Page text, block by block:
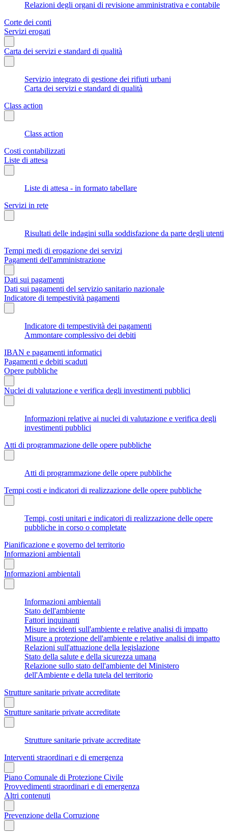
Relazioni degli organi di revisione amministrativa e contabile
Corte dei conti
Servizi erogati
Carta dei servizi e standard di qualità
Servizio integrato di gestione dei rifiuti urbani
Carta dei servizi e standard di qualità
Class action
Class action
Costi contabilizzati
Liste di attesa
Liste di attesa - in formato tabellare
Servizi in rete
Risultati delle indagini sulla soddisfazione da parte degli utenti
Tempi medi di erogazione dei servizi
Pagamenti dell'amministrazione
Dati sui pagamenti
Dati sui pagamenti del servizio sanitario nazionale
Indicatore di tempestività pagamenti
Indicatore di tempestività dei pagamenti
Ammontare complessivo dei debiti
IBAN e pagamenti informatici
Pagamenti e debiti scaduti
Opere pubbliche
Nuclei di valutazione e verifica degli investimenti pubblici
Informazioni relative ai nuclei di valutazione e verifica degli
investimenti pubblici
Atti di programmazione delle opere pubbliche
Atti di programmazione delle opere pubbliche
Tempi costi e indicatori di realizzazione delle opere pubbliche
Tempi, costi unitari e indicatori di realizzazione delle opere
pubbliche in corso o completate
Pianificazione e governo del territorio
Informazioni ambientali
Informazioni ambientali
Informazioni ambientali
Stato dell'ambiente
Fattori inquinanti
Misure incidenti sull'ambiente e relative analisi di impatto
Misure a protezione dell'ambiente e relative analisi di impatto
Relazioni sull'attuazione della legislazione
Stato della salute e della sicurezza umana
Relazione sullo stato dell'ambiente del Ministero
dell'Ambiente e della tutela del territorio
Strutture sanitarie private accreditate
Strutture sanitarie private accreditate
Strutture sanitarie private accreditate
Interventi straordinari e di emergenza
Piano Comunale di Protezione Civile
Provvedimenti straordinari e di emergenza
Altri contenuti
Prevenzione della Corruzione